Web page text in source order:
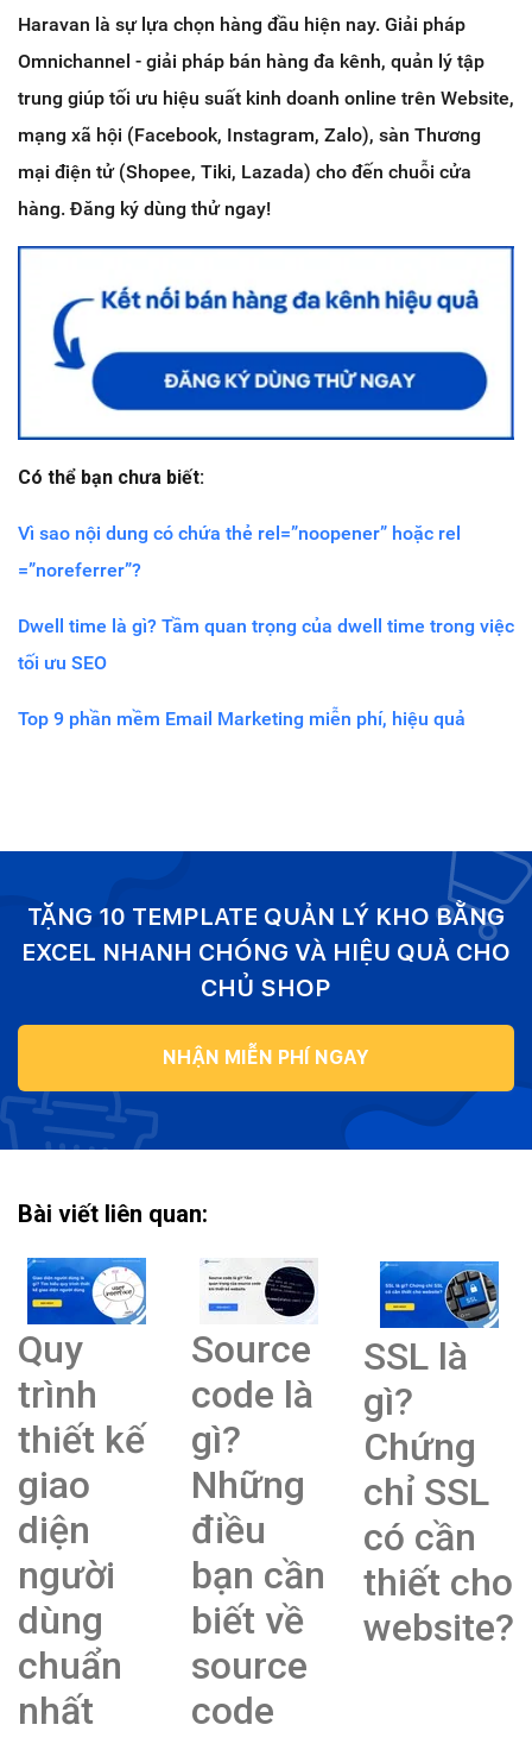
Haravan là sự lựa chọn hàng đầu hiện nay. Giải pháp
Omnichannel - giải pháp bán hàng đa kênh, quản lý tập
trung giúp tối ưu hiệu suất kinh doanh online trên Website,
mạng xã hội (Facebook, Instagram, Zalo), sàn Thương
mại điện tử (Shopee, Tiki, Lazada) cho đến chuỗi cửa
hàng. Đăng ký dùng thử ngay!
Có thể bạn chưa biết:
Vì sao nội dung có chứa thẻ rel=”noopener” hoặc rel
=”noreferrer”?
Dwell time là gì? Tầm quan trọng của dwell time trong việc
tối ưu SEO
Top 9 phần mềm Email Marketing miễn phí, hiệu quả
TẶNG 10 TEMPLATE QUẢN LÝ KHO BẰNG
EXCEL NHANH CHÓNG VÀ HIỆU QUẢ CHO
CHỦ SHOP
NHẬN MIỄN PHÍ NGAY
Bài viết liên quan:
Quy
trình
thiết kế
giao
diện
người
dùng
chuẩn
nhất
Source
code là
gì?
Những
điều
bạn cần
biết về
source
code
SSL là
gì?
Chứng
chỉ SSL
có cần
thiết cho
website?